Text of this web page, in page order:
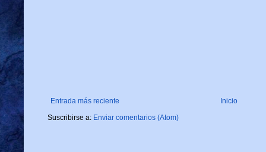
Entrada más reciente
Inicio
Suscribirse a: Enviar comentarios (Atom)